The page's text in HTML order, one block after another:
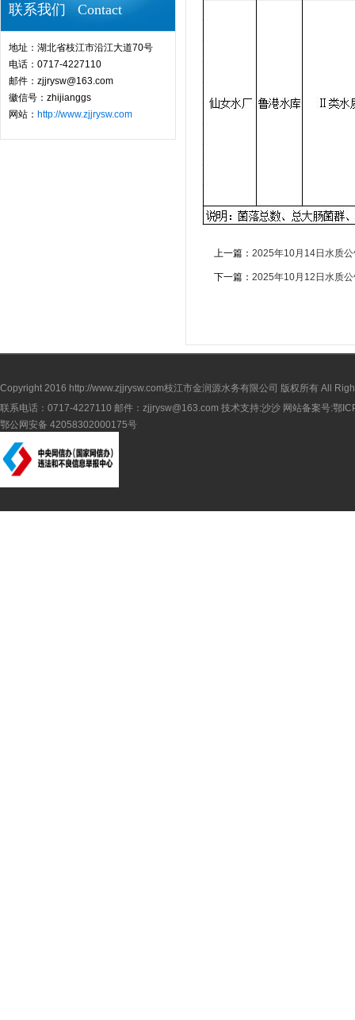
联系我们 Contact
地址：湖北省枝江市沿江大道70号
电话：0717-4227110
邮件：zjjrysw@163.com
徽信号：zhijianggs
网站： http://www.zjjrysw.com
上一篇： 2025年10月14日水质公
下一篇： 2025年10月12日水质公
Copyright 2016 http://www.zjjrysw.com枝江市金润源水务有限公司 版权所有 All
联系电话：0717-4227110 邮件：zjjrysw@163.com 技术支持:沙沙 网站备案号:鄂
鄂公网安备 42058302000175号